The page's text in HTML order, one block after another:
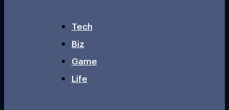
Tech
Biz
Game
Life